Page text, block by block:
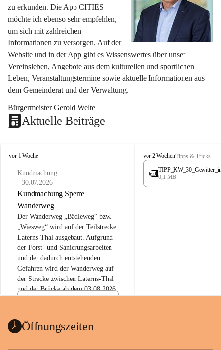
zu erkunden. Die App CITIES
möchte ich ebenso sehr empfehlen,
um sich mit zahlreichen
Informationen zu versorgen. Auf der
Website und in der App gibt es Wissenswertes über unser
Vereinsleben, Angebote aus dem kulturellen und sportlichen
Leben, Veranstaltungstermine sowie aktuelle Informationen aus
dem Gemeinderat und der Verwaltung.
Bürgermeister Gerold Welte
Aktuelle Beiträge
L
vor 1 Woche
Kundmachung
30.07.2026
Kundmachung Sperre
Wanderweg
Der Wanderweg „Bädleweg“ bzw.
„Wiesweg“ wird auf der Teilstrecke
Laterns-Thal ausgebaut. Aufgrund
der Forst- und Sanierungsarbeiten
und der dadurch entstehenden
Gefahren wird der Wanderweg auf
der Strecke zwischen Laterns-Thal
und der Brücke ab dem 03.08.2026
ht
L
a
e
vor 2 WochenTipps & Tricks
0,1 MB
Öffnungszeiten